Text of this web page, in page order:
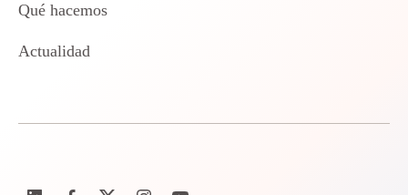
Qué hacemos
Actualidad